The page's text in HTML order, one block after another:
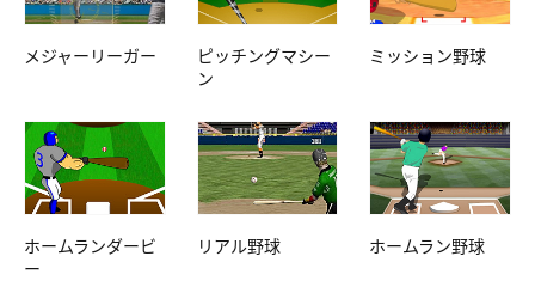
メジャーリーガー
ピッチングマシー
ン
ミッション野球
ホームランダービ
ー
リアル野球 ホームラン野球